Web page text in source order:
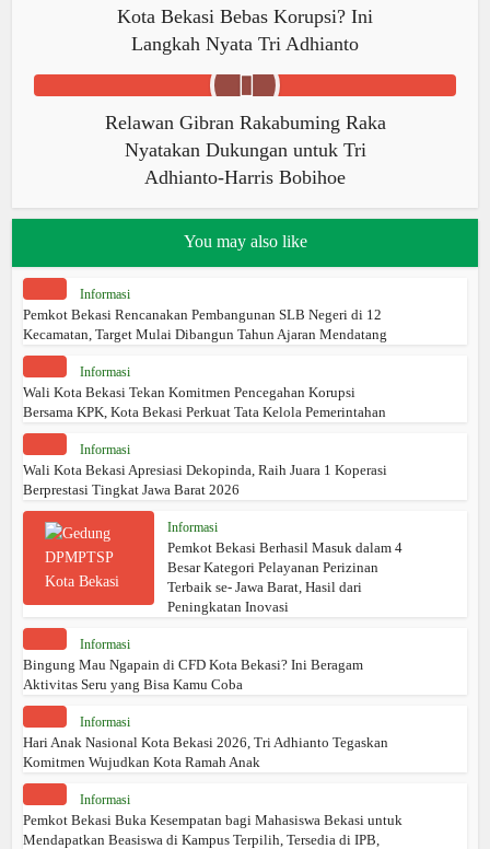
Kota Bekasi Bebas Korupsi? Ini
Langkah Nyata Tri Adhianto
Relawan Gibran Rakabuming Raka
Nyatakan Dukungan untuk Tri
Adhianto-Harris Bobihoe
You may also like
Informasi
Pemkot Bekasi Rencanakan Pembangunan SLB Negeri di 12
Kecamatan, Target Mulai Dibangun Tahun Ajaran Mendatang
Informasi
Wali Kota Bekasi Tekan Komitmen Pencegahan Korupsi
Bersama KPK, Kota Bekasi Perkuat Tata Kelola Pemerintahan
Informasi
Wali Kota Bekasi Apresiasi Dekopinda, Raih Juara 1 Koperasi
Berprestasi Tingkat Jawa Barat 2026
Informasi
Pemkot Bekasi Berhasil Masuk dalam 4
Besar Kategori Pelayanan Perizinan
Terbaik se- Jawa Barat, Hasil dari
Peningkatan Inovasi
Informasi
Bingung Mau Ngapain di CFD Kota Bekasi? Ini Beragam
Aktivitas Seru yang Bisa Kamu Coba
Informasi
Hari Anak Nasional Kota Bekasi 2026, Tri Adhianto Tegaskan
Komitmen Wujudkan Kota Ramah Anak
Informasi
Pemkot Bekasi Buka Kesempatan bagi Mahasiswa Bekasi untuk
Mendapatkan Beasiswa di Kampus Terpilih, Tersedia di IPB,